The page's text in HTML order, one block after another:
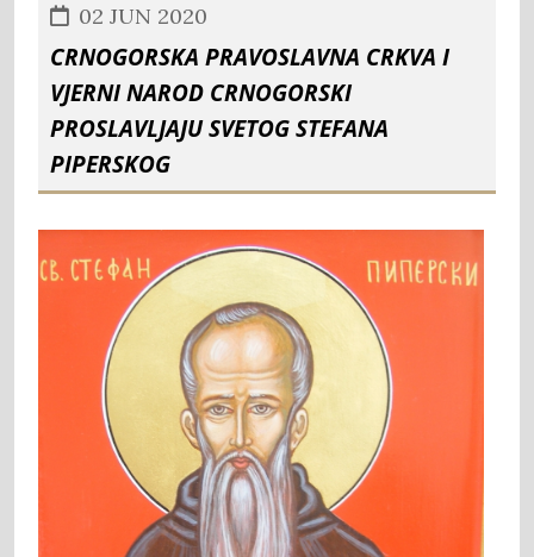
02 JUN 2020
CRNOGORSKA PRAVOSLAVNA CRKVA I
VJERNI NAROD CRNOGORSKI
PROSLAVLJAJU SVETOG STEFANA
PIPERSKOG